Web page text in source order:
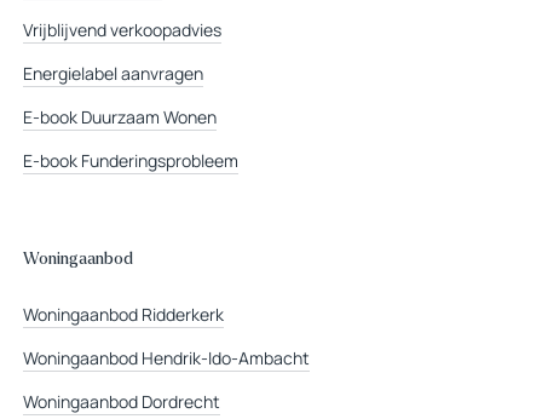
Vrijblijvend verkoopadvies
Energielabel aanvragen
E-book Duurzaam Wonen
E-book Funderingsprobleem
Woningaanbod
Woningaanbod Ridderkerk
Woningaanbod Hendrik-Ido-Ambacht
Woningaanbod Dordrecht